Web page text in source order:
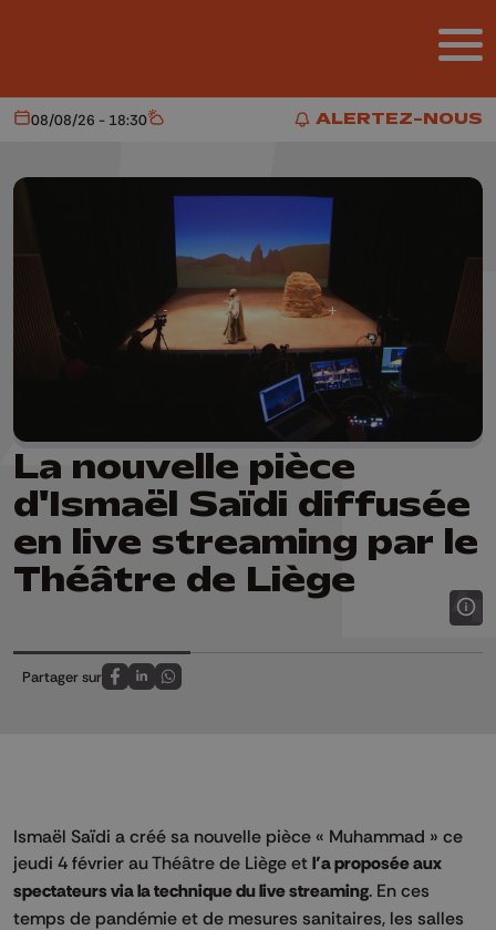
ALERTEZ-NOUS
ALERTEZ-NOUS
Aujourd'hui
08/08/26 - 18:30 Météo
La nouvelle pièce
d'Ismaël Saïdi diffusée
en live streaming par le
Théâtre de Liège
Partager sur
Partagez sur FaceBook
Partagez sur LinkedIn
Partagez sur Whatsapp
Ismaël Saïdi a créé sa nouvelle pièce « Muhammad » ce
jeudi 4 février au Théâtre de Liège et l’a proposée aux
spectateurs via la technique du live streaming. En ces
temps de pandémie et de mesures sanitaires, les salles